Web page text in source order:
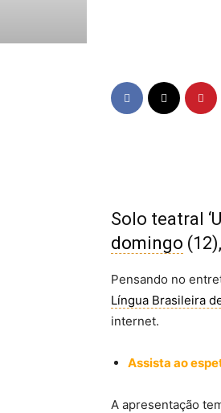
Solo teatral
domingo
Pensando no
Língua Brasileira
internet.
Assista ao
A apresentação